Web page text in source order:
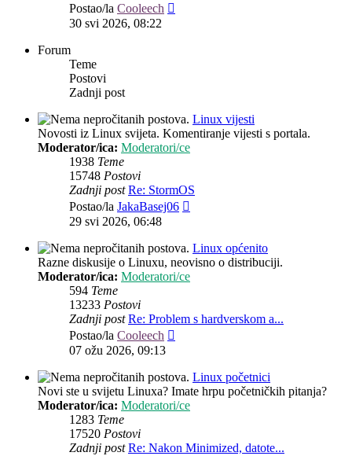
Postao/la Cooleech
30 svi 2026, 08:22
Forum
Teme
Postovi
Zadnji post
Linux vijesti
Novosti iz Linux svijeta. Komentiranje vijesti s portala.
Moderator/ica: Moderatori/ce
1938 Teme
15748 Postovi
Zadnji post Re: StormOS
Postao/la JakaBasej06
29 svi 2026, 06:48
Linux općenito
Razne diskusije o Linuxu, neovisno o distribuciji.
Moderator/ica: Moderatori/ce
594 Teme
13233 Postovi
Zadnji post Re: Problem s hardverskom a...
Postao/la Cooleech
07 ožu 2026, 09:13
Linux početnici
Novi ste u svijetu Linuxa? Imate hrpu početničkih pitanja?
Moderator/ica: Moderatori/ce
1283 Teme
17520 Postovi
Zadnji post Re: Nakon Minimized, datote...